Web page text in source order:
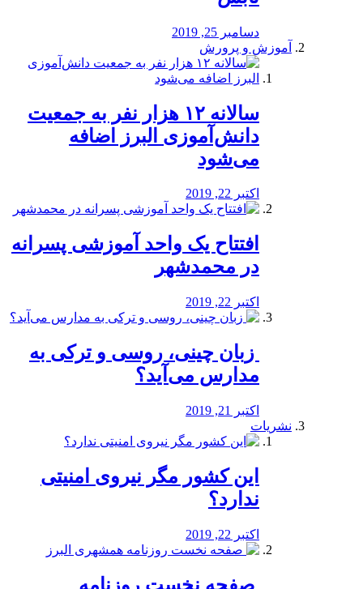
دسامبر 25, 2019
آموزش و پرورش
️سالانه ۱۲ هزار نفر به جمعیت
دانش‌آموزی البرز اضافه
می‌شود
اکتبر 22, 2019
افتتاح یک واحد آموزشی پسرانه
در محمدشهر
اکتبر 22, 2019
️ زبان چینی، روسی و ترکی به
مدارس می‌آید؟
اکتبر 21, 2019
نشریات
این کشور مگر نیروی امنیتی
ندارد؟
اکتبر 22, 2019
️ صفحه نخست روزنامه‌